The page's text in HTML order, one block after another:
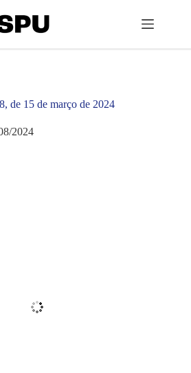
de 15 de março de 2024
2024